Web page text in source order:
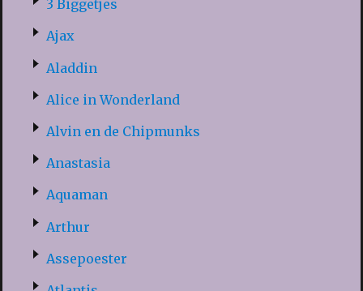
3 Biggetjes
Ajax
Aladdin
Alice in Wonderland
Alvin en de Chipmunks
Anastasia
Aquaman
Arthur
Assepoester